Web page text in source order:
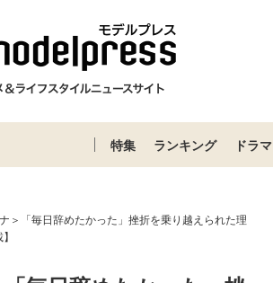
特集 ランキング ドラマ
＞「毎日辞めたかった」挫折を乗り越えられた理